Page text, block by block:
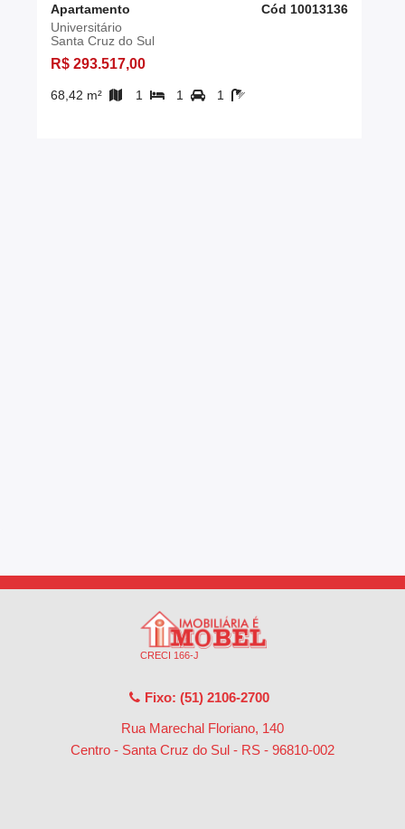
Apartamento
Cód 10013136
Universitário
Santa Cruz do Sul
R$ 293.517,00
68,42 m² 1 1 1
CRECI 166-J
Fixo: (51) 2106-2700
Rua Marechal Floriano, 140
Centro - Santa Cruz do Sul - RS - 96810-002